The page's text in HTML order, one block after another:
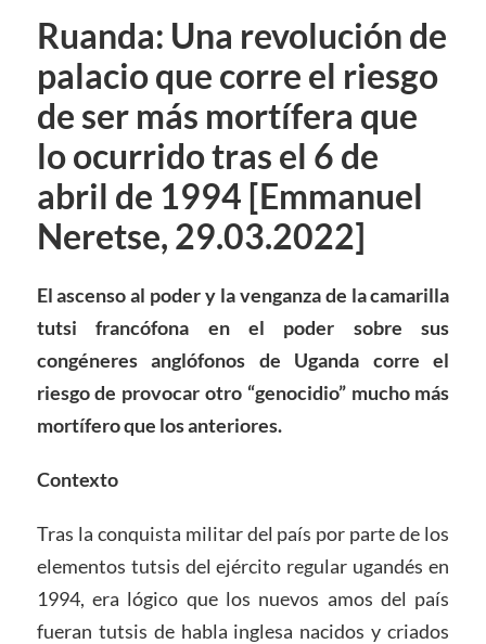
Ruanda: Una revolución de
palacio que corre el riesgo
de ser más mortífera que
lo ocurrido tras el 6 de
abril de 1994 [Emmanuel
Neretse, 29.03.2022]
El ascenso al poder y la venganza de la camarilla
tutsi francófona en el poder sobre sus
congéneres anglófonos de Uganda corre el
riesgo de provocar otro “genocidio” mucho más
mortífero que los anteriores.
Contexto
Tras la conquista militar del país por parte de los
elementos tutsis del ejército regular ugandés en
1994, era lógico que los nuevos amos del país
fueran tutsis de habla inglesa nacidos y criados